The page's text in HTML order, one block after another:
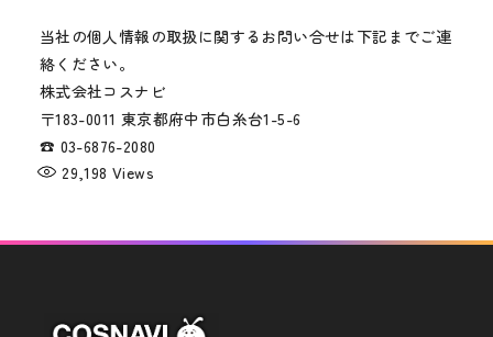
当社の個人情報の取扱に関するお問い合せは下記までご連
絡ください。
株式会社コスナビ
〒183-0011 東京都府中市白糸台1-5-6
☎ 03-6876-2080
29,198 Views